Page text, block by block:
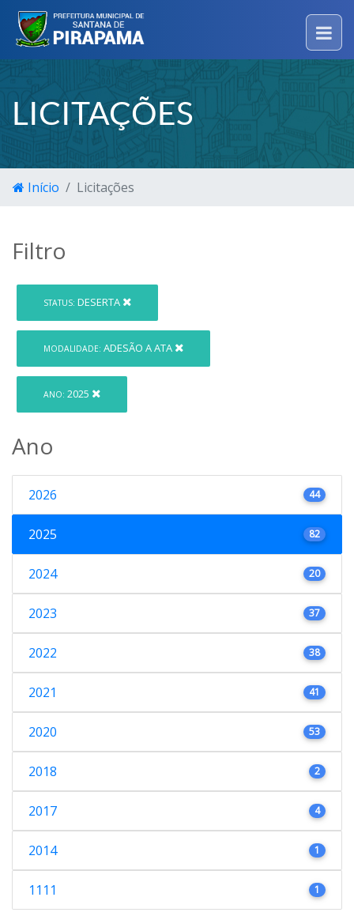
LICITAÇÕES
Início Licitações
Filtro
STATUS: DESERTA
MODALIDADE: ADESÃO A ATA
ANO: 2025
Ano
2026 44
2025 82
2024 20
2023 37
2022 38
2021 41
2020 53
2018 2
2017 4
2014 1
1111 1